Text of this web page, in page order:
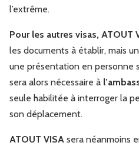
l’extrême.
Pour les autres visas, ATOUT
les documents à établir, mais
une présentation en personne
sera alors nécessaire à
seule habilitée à interroger la
son déplacement.
ATOUT VISA sera néanmoins